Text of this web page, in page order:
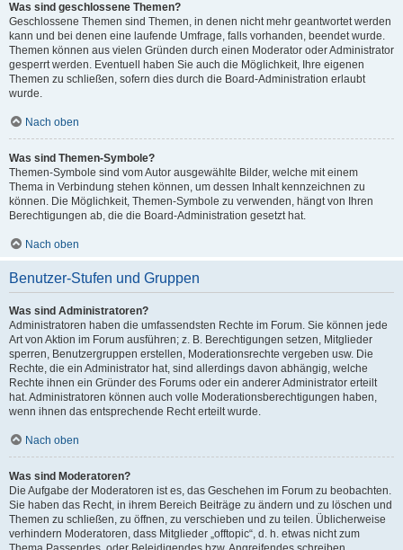
Was sind geschlossene Themen?
Geschlossene Themen sind Themen, in denen nicht mehr geantwortet werden
kann und bei denen eine laufende Umfrage, falls vorhanden, beendet wurde.
Themen können aus vielen Gründen durch einen Moderator oder Administrator
gesperrt werden. Eventuell haben Sie auch die Möglichkeit, Ihre eigenen
Themen zu schließen, sofern dies durch die Board-Administration erlaubt
wurde.
Nach oben
Was sind Themen-Symbole?
Themen-Symbole sind vom Autor ausgewählte Bilder, welche mit einem
Thema in Verbindung stehen können, um dessen Inhalt kennzeichnen zu
können. Die Möglichkeit, Themen-Symbole zu verwenden, hängt von Ihren
Berechtigungen ab, die die Board-Administration gesetzt hat.
Nach oben
Benutzer-Stufen und Gruppen
Was sind Administratoren?
Administratoren haben die umfassendsten Rechte im Forum. Sie können jede
Art von Aktion im Forum ausführen; z. B. Berechtigungen setzen, Mitglieder
sperren, Benutzergruppen erstellen, Moderationsrechte vergeben usw. Die
Rechte, die ein Administrator hat, sind allerdings davon abhängig, welche
Rechte ihnen ein Gründer des Forums oder ein anderer Administrator erteilt
hat. Administratoren können auch volle Moderationsberechtigungen haben,
wenn ihnen das entsprechende Recht erteilt wurde.
Nach oben
Was sind Moderatoren?
Die Aufgabe der Moderatoren ist es, das Geschehen im Forum zu beobachten.
Sie haben das Recht, in ihrem Bereich Beiträge zu ändern und zu löschen und
Themen zu schließen, zu öffnen, zu verschieben und zu teilen. Üblicherweise
verhindern Moderatoren, dass Mitglieder „offtopic“, d. h. etwas nicht zum